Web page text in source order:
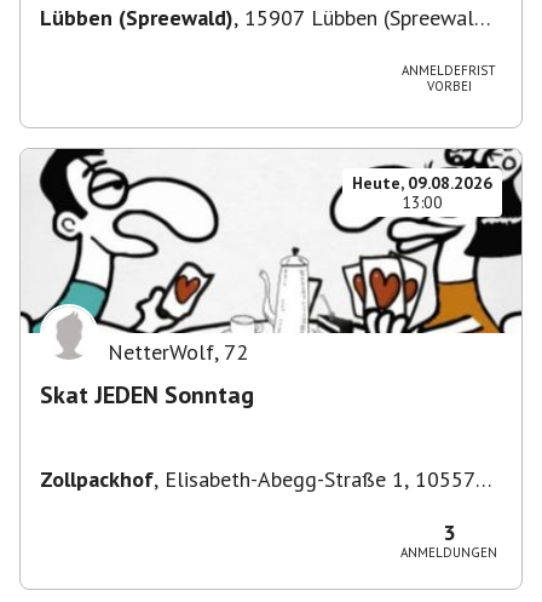
Lübben (Spreewald), 15907 Lübben (Spreewald),
ANMELDEFRIST
VORBEI
Heute, 09.08.2026
13:00
NetterWolf, 72
Skat JEDEN Sonntag
Zollpackhof, Elisabeth-Abegg-Straße 1, 10557
3
ANMELDUNGEN